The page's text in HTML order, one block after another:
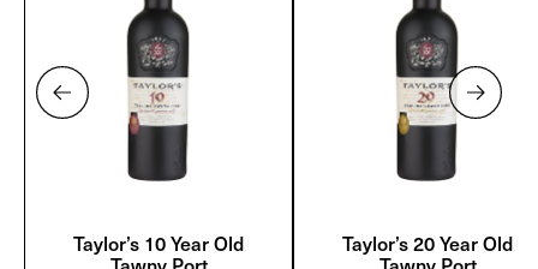
Taylor’s 10 Year Old Taylor’s 20 Year Old